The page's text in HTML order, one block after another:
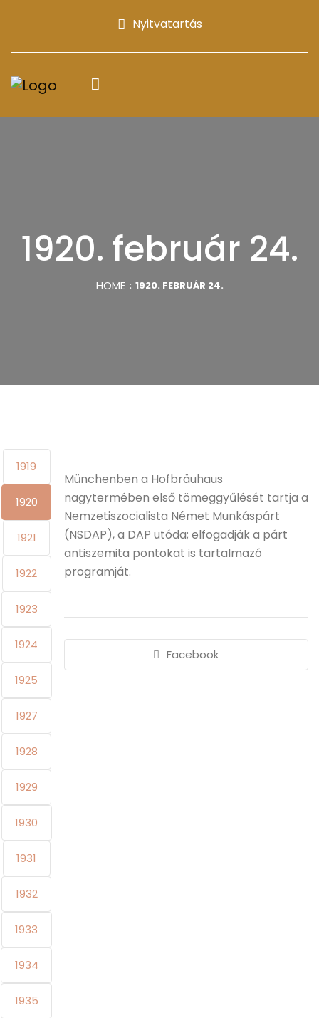
Nyitvatartás
1920. február 24.
HOME 1920. FEBRUÁR 24.
1919
1920
1921
1922
1923
1924
1925
1927
1928
1929
1930
1931
1932
1933
1934
1935
Münchenben a Hofbräuhaus
nagytermében első tömeggyűlését tartja a
Nemzetiszocialista Német Munkáspárt
(NSDAP), a DAP utóda; elfogadják a párt
antiszemita pontokat is tartalmazó
programját.
Facebook